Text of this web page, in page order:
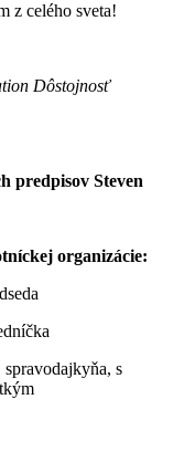
z celého sveta!
Dôstojnosť
predpisov Steven
organizácie:
s